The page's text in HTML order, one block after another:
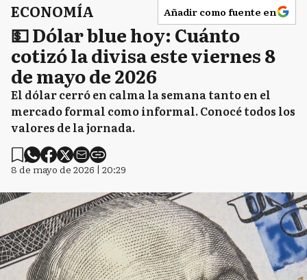
ECONOMÍA Añadir como fuente en
💵 Dólar blue hoy: Cuánto
cotizó la divisa este viernes 8
de mayo de 2026
El dólar cerró en calma la semana tanto en el
mercado formal como informal. Conocé todos los
valores de la jornada.
8 de mayo de 2026 | 20:29